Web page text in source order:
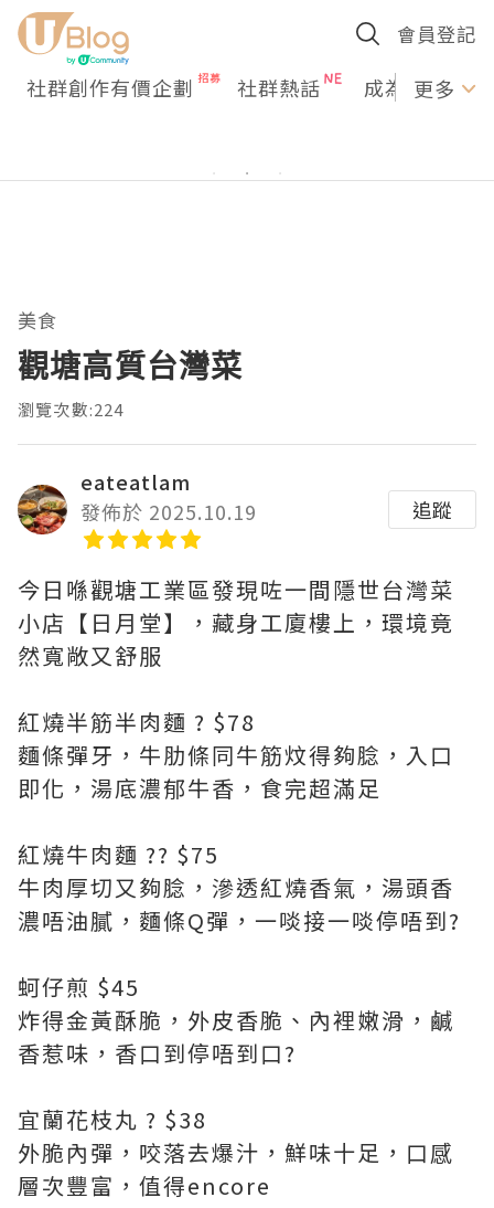
會員登記
社群創作有價企劃 社群熱話 成為U更多
美食
觀塘高質台灣菜
瀏覽次數:224
eateatlam
發佈於 2025.10.19
追蹤
今日喺觀塘工業區發現咗一間隱世台灣菜
小店【日月堂】，藏身工廈樓上，環境竟
然寬敞又舒服
紅燒半筋半肉麵 ? $78
麵條彈牙，牛肋條同牛筋炆得夠腍，入口
即化，湯底濃郁牛香，食完超滿足
紅燒牛肉麵 ?? $75
牛肉厚切又夠腍，滲透紅燒香氣，湯頭香
濃唔油膩，麵條Q彈，一啖接一啖停唔到?
蚵仔煎 $45
炸得金黃酥脆，外皮香脆、內裡嫩滑，鹹
香惹味，香口到停唔到口?
宜蘭花枝丸 ? $38
外脆內彈，咬落去爆汁，鮮味十足，口感
層次豐富，值得encore